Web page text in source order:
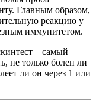
Главным образом,
реакцию у
иммунитетом.
– самый
не только болен ли
ли он через 1 или